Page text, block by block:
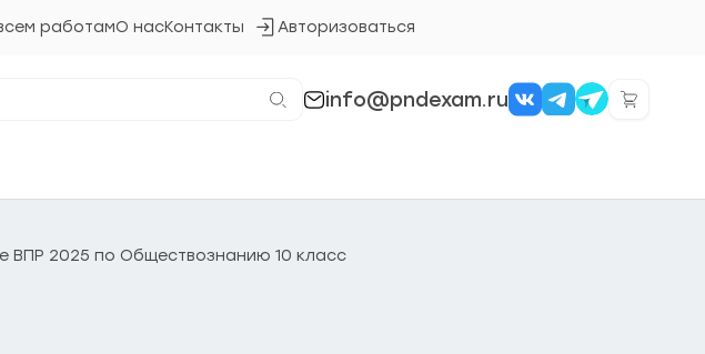
работамО насКонтакты Авторизоваться
Кнопка
info@pndexam.ru
ВПР 2025 по Обществознанию 10 класс